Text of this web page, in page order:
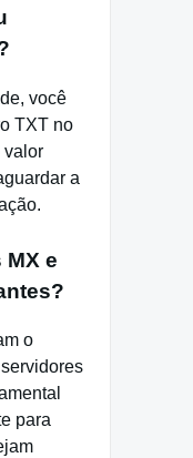
você
TXT no
valor
a
e
o
para